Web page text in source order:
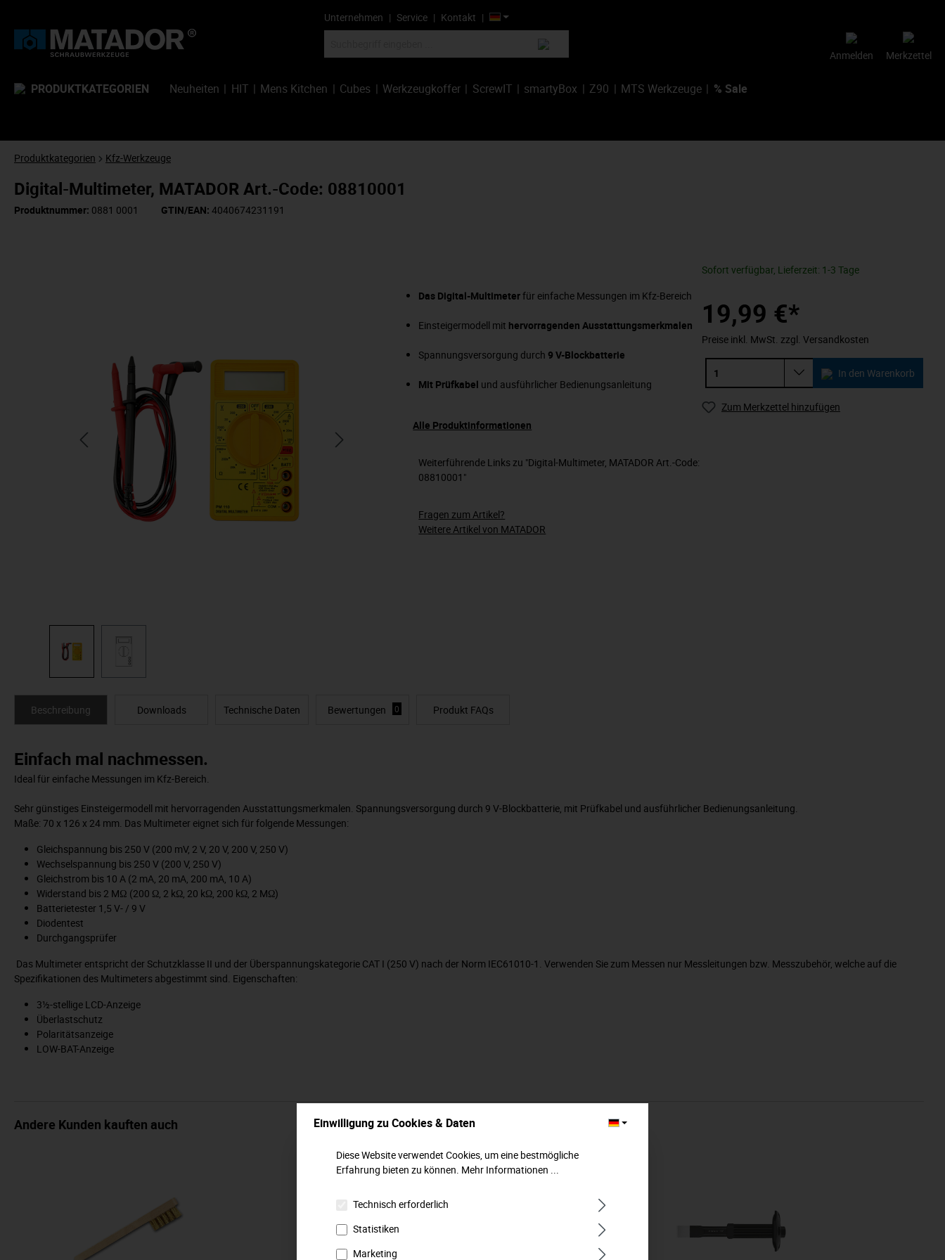
Unternehmen Service Kontakt
Merkzettel
Anmelden
PRODUKTKATEGORIEN Neuheiten HIT Mens Kitchen Cubes Werkzeugkoffer ScrewIT smartyBox Z90 MTS Werkzeuge % Sale
Produktkategorien Kfz-Werkzeuge
Digital-Multimeter, MATADOR Art.-Code: 08810001
Produktnummer: 0881 0001 GTIN/EAN: 4040674231191
Das Digital-Multimeterfür einfache Messungen im Kfz-Bereich
Einsteigermodell mit hervorragenden Ausstattungsmerkmalen
Spannungsversorgung durch 9 V-Blockbatterie
Mit Prüfkabel und ausführlicher Bedienungsanleitung
Alle Produktinformationen
Weiterführende Links zu "Digital-Multimeter, MATADOR Art.-Code:
08810001"
Fragen zum Artikel?
Weitere Artikel von MATADOR
Sofort verfügbar, Lieferzeit: 1-3 Tage
19,99 €*
Preise inkl. MwSt. zzgl. Versandkosten
In den Warenkorb
Zum Merkzettel hinzufügen
Beschreibung Downloads Technische Daten Bewertungen 0 Produkt FAQs
Einfach mal nachmessen.
Ideal für einfache Messungen im Kfz-Bereich.
Sehr günstiges Einsteigermodell mit hervorragenden Ausstattungsmerkmalen. Spannungsversorgung durch 9 V-Blockbatterie, mit Prüfkabel und ausführlicher Bedienungsanleitung.
Maße: 70 x 126 x 24 mm. Das Multimeter eignet sich für folgende Messungen:
Gleichspannung bis 250 V (200 mV, 2 V, 20 V, 200 V, 250 V)
Wechselspannung bis 250 V (200 V, 250 V)
Gleichstrom bis 10 A (2 mA, 20 mA, 200 mA, 10 A)
Widerstand bis 2 MΩ (200 Ω, 2 kΩ, 20 kΩ, 200 kΩ, 2 MΩ)
Batterietester 1,5 V- / 9 V
Diodentest
Durchgangsprüfer
Das Multimeter entspricht der Schutzklasse II und der Überspannungskategorie CAT I (250 V) nach der Norm IEC61010-1. Verwenden Sie zum Messen nur Messleitungen bzw. Messzubehör, welche auf die
Spezifikationen des Multimeters abgestimmt sind. Eigenschaften:
3½-stellige LCD-Anzeige
Überlastschutz
Polaritätsanzeige
LOW-BAT-Anzeige
Andere Kunden kauften auch Einwilligung zu Cookies & Daten
Diese Website verwendet Cookies, um eine bestmögliche
Erfahrung bieten zu können. Mehr Informationen ...
Technisch erforderlich
Statistiken
Marketing